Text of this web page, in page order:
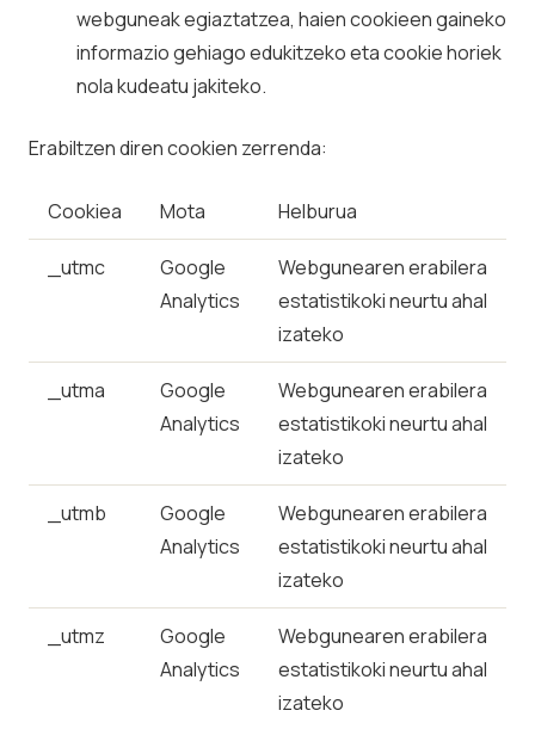
webguneak egiaztatzea, haien cookieen gaineko
informazio gehiago edukitzeko eta cookie horiek
nola kudeatu jakiteko.
Erabiltzen diren cookien zerrenda:
Cookiea Mota Helburua
_utmc
Google
Analytics
Webgunearen erabilera
estatistikoki neurtu ahal
izateko
_utma
Google
Analytics
Webgunearen erabilera
estatistikoki neurtu ahal
izateko
_utmb
Google
Analytics
Webgunearen erabilera
estatistikoki neurtu ahal
izateko
_utmz
Google
Analytics
Webgunearen erabilera
estatistikoki neurtu ahal
izateko